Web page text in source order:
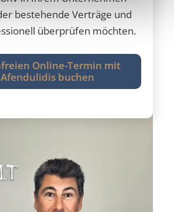
bestehende Verträge und
überprüfen möchten.
Online-Termin mit
buchen